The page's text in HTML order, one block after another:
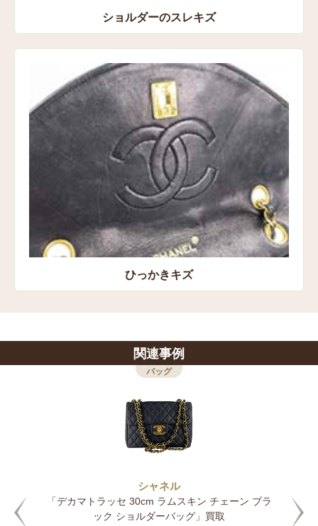
ショルダーのスレキズ
ひっかきキズ
関連事例
バッグ
シャネル
「デカマトラッセ 30cm ラムスキン チェーン ブラ
ック ショルダーバッグ」買取